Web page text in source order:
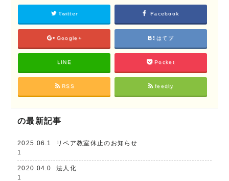
Twitter Facebook
Google+ はてブ
LINE Pocket
RSS feedly
の最新記事
2025.06.1
1
リペア教室休止のお知らせ
2020.04.0
1
法人化